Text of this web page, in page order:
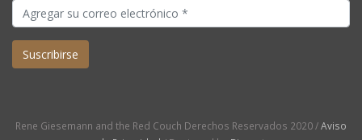
Rene Giesemann and the Red Couch Derechos Reservados 2020 /Aviso